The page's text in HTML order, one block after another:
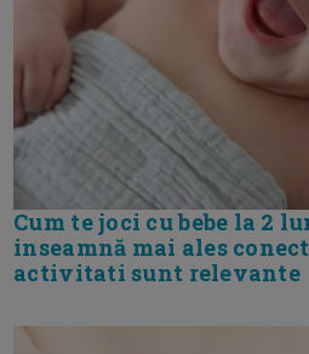
Cum te joci cu bebe la 2
inseamnă mai ales
activitati sunt relevante